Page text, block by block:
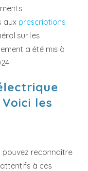
aux prescriptions
sur les
a été mis à
les
pouvez reconnaître
à ces